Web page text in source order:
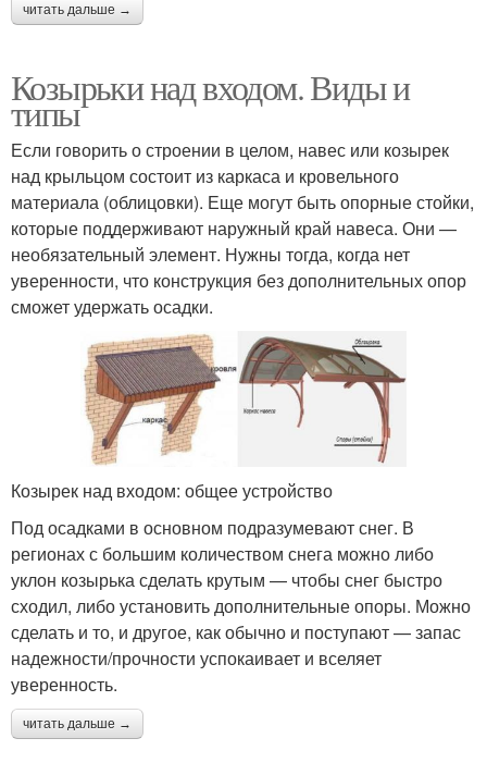
читать дальше →
Козырьки над входом. Виды и
типы
Если говорить о строении в целом, навес или козырек
над крыльцом состоит из каркаса и кровельного
материала (облицовки). Еще могут быть опорные стойки,
которые поддерживают наружный край навеса. Они —
необязательный элемент. Нужны тогда, когда нет
уверенности, что конструкция без дополнительных опор
сможет удержать осадки.
Козырек над входом: общее устройство
Под осадками в основном подразумевают снег. В
регионах с большим количеством снега можно либо
уклон козырька сделать крутым — чтобы снег быстро
сходил, либо установить дополнительные опоры. Можно
сделать и то, и другое, как обычно и поступают — запас
надежности/прочности успокаивает и вселяет
уверенность.
читать дальше →